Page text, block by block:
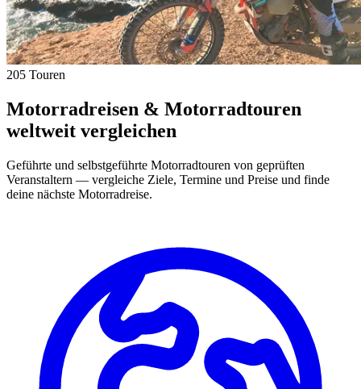
205 Touren
Motorradreisen & Motorradtouren
weltweit vergleichen
Geführte und selbstgeführte Motorradtouren von geprüften
Veranstaltern — vergleiche Ziele, Termine und Preise und finde
deine nächste Motorradreise.